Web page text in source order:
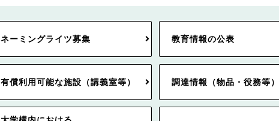
ネーミングライツ募集 教育情報の公表
有償利用可能な施設（講義室等） 調達情報（物品・役務等）